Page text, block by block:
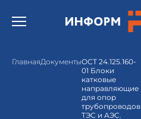
Открыть бургер меню.
ГлавнаяДокументыОСТ 24.125.160-
01 Блоки
катковые
направляющие
для опор
трубопроводов
ТЭС и АЭС.